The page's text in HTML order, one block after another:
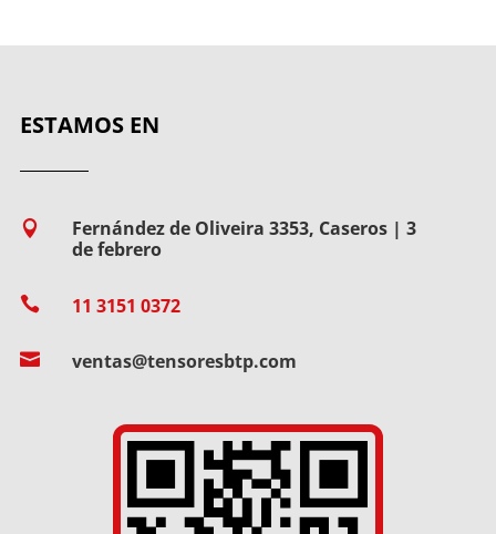
ESTAMOS EN

Fernández de Oliveira 3353, Caseros | 3
de febrero
 11 3151 0372
 ventas@tensoresbtp.com